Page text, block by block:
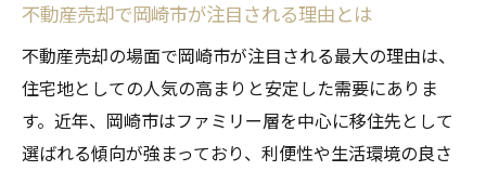
不動産売却で岡崎市が注目される理由とは
不動産売却の場面で岡崎市が注目される最大の理由は、
住宅地としての人気の高まりと安定した需要にありま
す。近年、岡崎市はファミリー層を中心に移住先として
選ばれる傾向が強まっており、利便性や生活環境の良さ